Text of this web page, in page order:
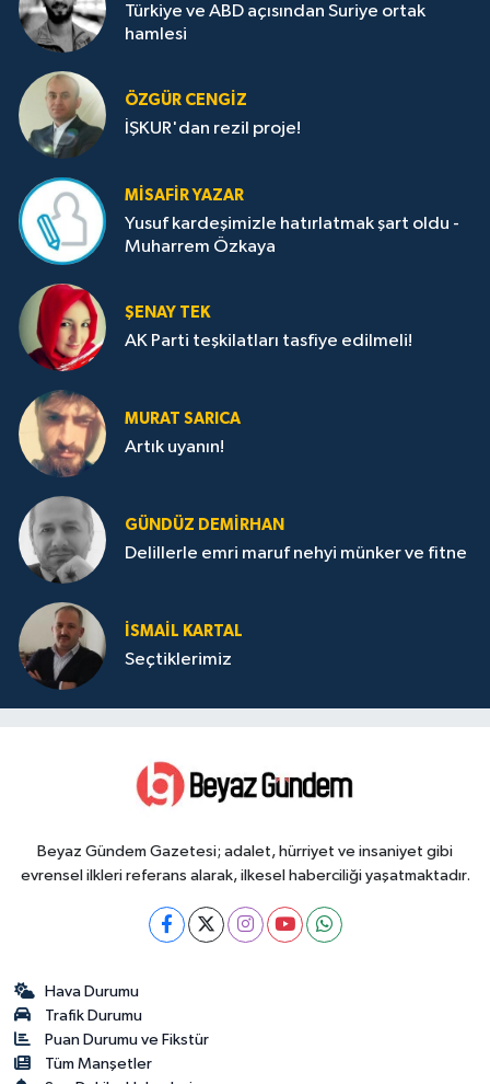
Türkiye ve ABD açısından Suriye ortak
hamlesi
ÖZGÜR CENGIZ
İŞKUR'dan rezil proje!
MISAFIR YAZAR
Yusuf kardeşimizle hatırlatmak şart oldu -
Muharrem Özkaya
ŞENAY TEK
AK Parti teşkilatları tasfiye edilmeli!
MURAT SARICA
Artık uyanın!
GÜNDÜZ DEMIRHAN
Delillerle emri maruf nehyi münker ve fitne
İSMAIL KARTAL
Seçtiklerimiz
Beyaz Gündem Gazetesi; adalet, hürriyet ve insaniyet gibi
evrensel ilkleri referans alarak, ilkesel haberciliği yaşatmaktadır.
Hava Durumu
Trafik Durumu
Puan Durumu ve Fikstür
Tüm Manşetler